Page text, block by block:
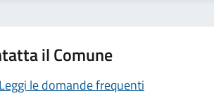
il Comune
le domande frequenti